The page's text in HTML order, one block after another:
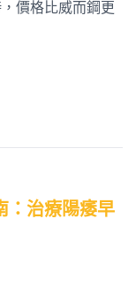
價格比威而鋼更
：治療陽痿早